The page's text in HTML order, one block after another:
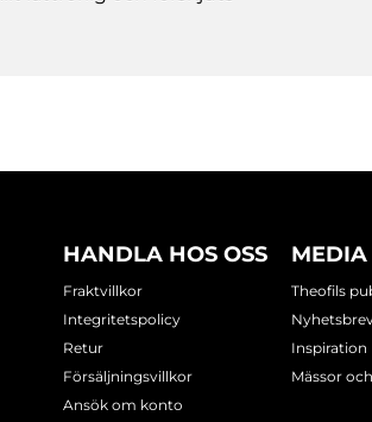
HANDLA HOS OSS
Fraktvillkor
Integritetspolicy
Retur
Försäljningsvillkor
Ansök om konto
MEDIA
Theofils
Inspiration
Mässor